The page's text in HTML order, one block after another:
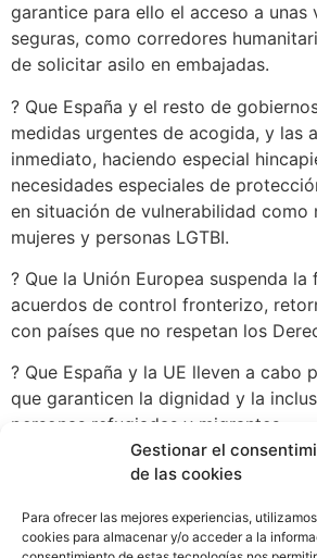
Gestionar el
de las cookies
Para ofrecer las mejores experiencias,
cookies para almacenar y/o acceder a la
garantice para ello el acceso a unas
seguras, como corredores
de solicitar asilo en embajadas.
? Que España y el resto de
medidas urgentes de acogida, y las
inmediato, haciendo especial
necesidades especiales de
en situación de vulnerabilidad como
mujeres y personas LGTBI.
? Que la Unión Europea suspenda la
acuerdos de control fronterizo,
con países que no respetan los
? Que España y la UE lleven a cabo
que garanticen la dignidad y la
personas refugiadas y migrantes.